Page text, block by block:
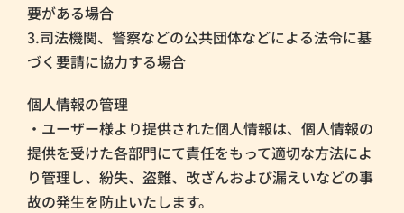
要がある場合
3.司法機関、警察などの公共団体などによる法令に基
づく要請に協力する場合
個人情報の管理
・ユーザー様より提供された個人情報は、個人情報の
提供を受けた各部門にて責任をもって適切な方法によ
り管理し、紛失、盗難、改ざんおよび漏えいなどの事
故の発生を防止いたします。